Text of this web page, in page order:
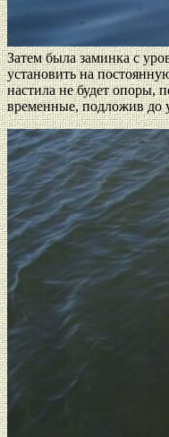
Затем была заминка с
установить на
настила не будет опоры,
временные, подложив до